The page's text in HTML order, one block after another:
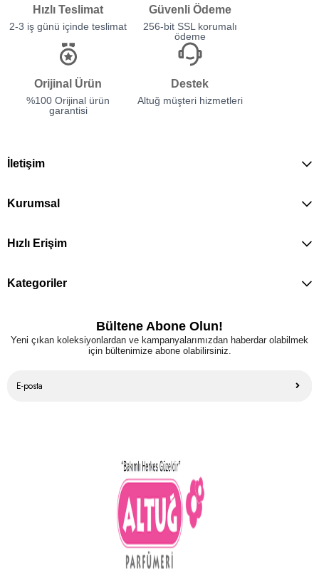
Hızlı Teslimat
2-3 iş günü içinde teslimat
Güvenli Ödeme
256-bit SSL korumalı
ödeme
Orijinal Ürün
%100 Orijinal ürün
garantisi
Destek
Altuğ müşteri hizmetleri
İletişim
Kurumsal
Hızlı Erişim
Kategoriler
Bültene Abone Olun!
Yeni çıkan koleksiyonlardan ve kampanyalarımızdan haberdar olabilmek
için bültenimize abone olabilirsiniz.